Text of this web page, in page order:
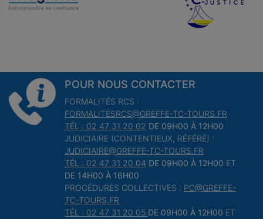
POUR NOUS CONTACTER
FORMALITÉS RCS :
FORMALITESRCS@GREFFE-TC-TOURS.FR
TÉL : 02 47 31 20 02 DE 09H00 À 12H00
JUDICIAIRE (CONTENTIEUX, RÉFÉRÉ) :
JUDICIAIRE@GREFFE-TC-TOURS.FR
TÉL : 02 47 31 20 04 DE 09H00 À 12H00 ET
DE 14H00 À 16H00
PROCÉDURES COLLECTIVES : PC@GREFFE-
TC-TOURS.FR
TÉL : 02 47 31 20 05 DE 09H00 À 12H00 ET